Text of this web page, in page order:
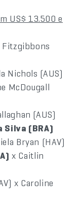
US$ 13.500 e
Fitzgibbons
Nichols (AUS)
McDougall
(AUS)
Silva (BRA)
Bryan (HAV)
x Caitlin
x Caroline